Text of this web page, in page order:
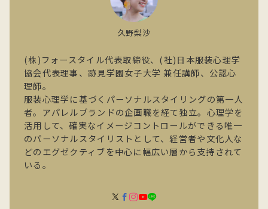
久野梨沙
(株)フォースタイル代表取締役、(社)日本服装心理学
協会代表理事、跡見学園女子大学 兼任講師、公認心
理師。
服装心理学に基づくパーソナルスタイリングの第一人
者。アパレルブランドの企画職を経て独立。心理学を
活用して、確実なイメージコントロールができる唯一
のパーソナルスタイリストとして、経営者や文化人な
どのエグゼクティブを中心に幅広い層から支持されて
いる。